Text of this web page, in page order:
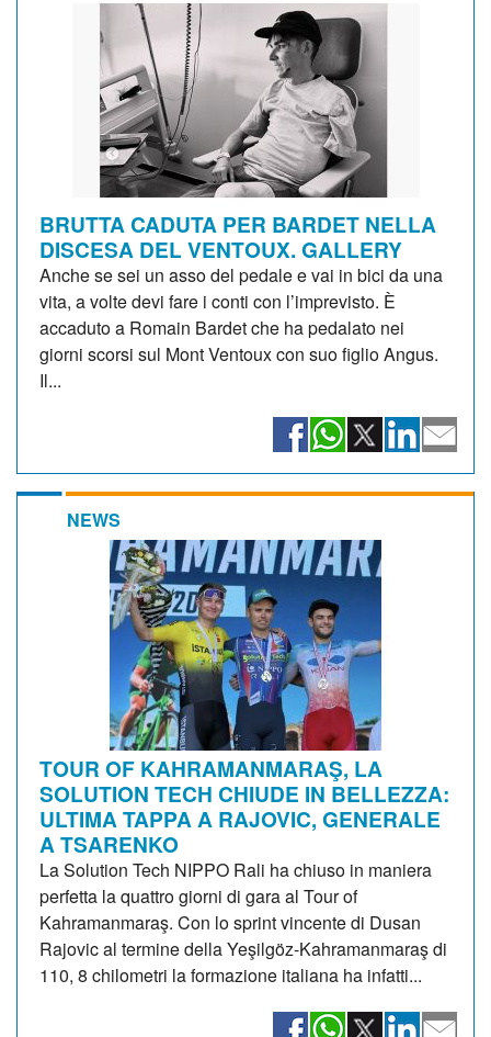
BRUTTA CADUTA PER BARDET NELLA
DISCESA DEL VENTOUX. GALLERY
Anche se sei un asso del pedale e vai in bici da una
vita, a volte devi fare i conti con l’imprevisto. È
accaduto a Romain Bardet che ha pedalato nei
giorni scorsi sul Mont Ventoux con suo figlio Angus.
Il...
NEWS
TOUR OF KAHRAMANMARAŞ, LA
SOLUTION TECH CHIUDE IN BELLEZZA:
ULTIMA TAPPA A RAJOVIC, GENERALE
A TSARENKO
La Solution Tech NIPPO Rali ha chiuso in maniera
perfetta la quattro giorni di gara al Tour of
Kahramanmaraş. Con lo sprint vincente di Dusan
Rajovic al termine della Yeşilgöz-Kahramanmaraş di
110, 8 chilometri la formazione italiana ha infatti...